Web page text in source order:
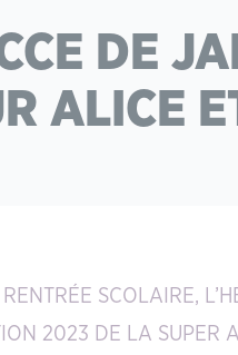
DE
ALICE
SCOLAIRE,
2023 DE LA